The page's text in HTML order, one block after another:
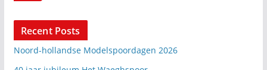
Recent Posts
Noord-hollandse Modelspoordagen 2026